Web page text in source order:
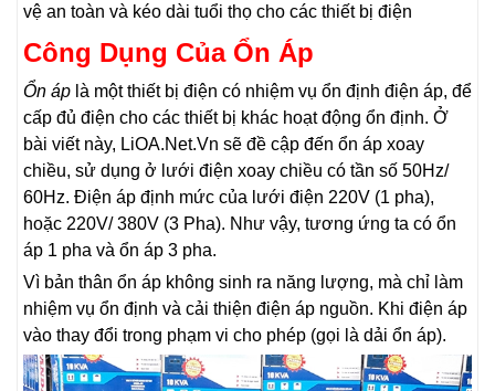
vệ an toàn và kéo dài tuổi thọ cho các thiết bị điện
Công Dụng Của Ổn Áp
Ổn áp là một thiết bị điện có nhiệm vụ ổn định điện áp, để
cấp đủ điện cho các thiết bị khác hoạt động ổn định. Ở
bài viết này, LiOA.Net.Vn sẽ đề cập đến ổn áp xoay
chiều, sử dụng ở lưới điện xoay chiều có tần số 50Hz/
60Hz. Điện áp định mức của lưới điện 220V (1 pha),
hoặc 220V/ 380V (3 Pha). Như vậy, tương ứng ta có ổn
áp 1 pha và ổn áp 3 pha.
Vì bản thân ổn áp không sinh ra năng lượng, mà chỉ làm
nhiệm vụ ổn định và cải thiện điện áp nguồn. Khi điện áp
vào thay đổi trong phạm vi cho phép (gọi là dải ổn áp).